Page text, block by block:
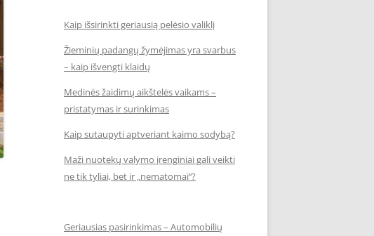
Kaip išsirinkti geriausią pelėsio valiklį
Žieminių padangų žymėjimas yra svarbus
– kaip išvengti klaidų
Medinės žaidimų aikštelės vaikams –
pristatymas ir surinkimas
Kaip sutaupyti aptveriant kaimo sodybą?
Maži nuotekų valymo įrenginiai gali veikti
ne tik tyliai, bet ir „nematomai‘‘?
Geriausias pasirinkimas – Automobilių